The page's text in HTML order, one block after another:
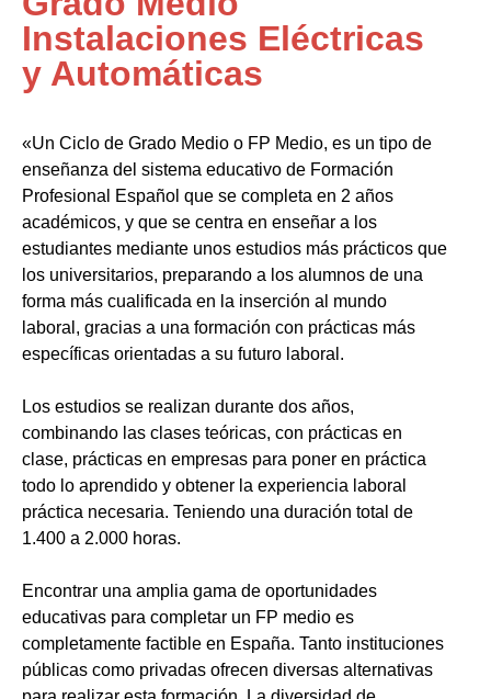
Instalaciones Eléctricas
y Automáticas
«Un Ciclo de Grado Medio o FP Medio, es un tipo de
enseñanza del sistema educativo de Formación
Profesional Español que se completa en 2 años
académicos, y que se centra en enseñar a los
estudiantes mediante unos estudios más prácticos que
los universitarios, preparando a los alumnos de una
forma más cualificada en la inserción al mundo
laboral, gracias a una formación con prácticas más
específicas orientadas a su futuro laboral.
Los estudios se realizan durante dos años,
combinando las clases teóricas, con prácticas en
clase, prácticas en empresas para poner en práctica
todo lo aprendido y obtener la experiencia laboral
práctica necesaria. Teniendo una duración total de
1.400 a 2.000 horas.
Encontrar una amplia gama de oportunidades
educativas para completar un FP medio es
completamente factible en España. Tanto instituciones
públicas como privadas ofrecen diversas alternativas